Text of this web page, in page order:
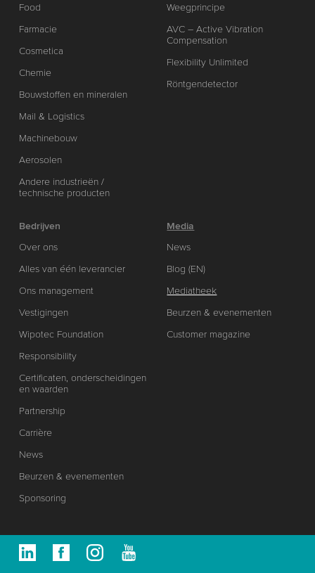
Food
Farmacie
Cosmetica
Chemie
Bouwstoffen en mineralen
Mail & Logistics
Machinebouw
Aerosolen
Andere industrieën /
technische producten
Weegprincipe
AVC – Active Vibration
Compensation
Flexibility Unlimited
Röntgendetector
Bedrijven
Over ons
Alles van één leverancier
Ons management
Vestigingen
Wipotec Foundation
Responsibility
Certificaten, onderscheidingen
en waarden
Partnership
Carrière
News
Beurzen & evenementen
Sponsoring
Media
News
Blog (EN)
Mediatheek
Beurzen & evenementen
Customer magazine